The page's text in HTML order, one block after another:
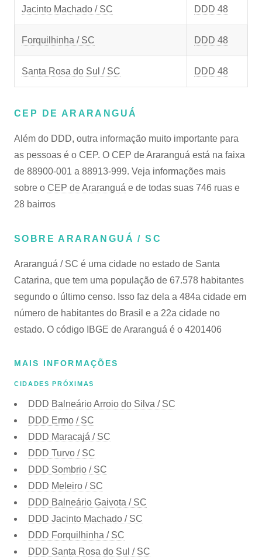
Jacinto Machado / SC DDD 48
Forquilhinha / SC DDD 48
Santa Rosa do Sul / SC DDD 48
CEP DE ARARANGUÁ
Além do DDD, outra informação muito importante para
as pessoas é o CEP. O CEP de Araranguá está na faixa
de 88900-001 a 88913-999. Veja informações mais
sobre o CEP de Araranguá e de todas suas 746 ruas e
28 bairros
SOBRE ARARANGUÁ / SC
Araranguá / SC é uma cidade no estado de Santa
Catarina, que tem uma população de 67.578 habitantes
segundo o último censo. Isso faz dela a 484a cidade em
número de habitantes do Brasil e a 22a cidade no
estado. O código IBGE de Araranguá é o 4201406
MAIS INFORMAÇÕES
CIDADES PRÓXIMAS
DDD Balneário Arroio do Silva / SC
DDD Ermo / SC
DDD Maracajá / SC
DDD Turvo / SC
DDD Sombrio / SC
DDD Meleiro / SC
DDD Balneário Gaivota / SC
DDD Jacinto Machado / SC
DDD Forquilhinha / SC
DDD Santa Rosa do Sul / SC